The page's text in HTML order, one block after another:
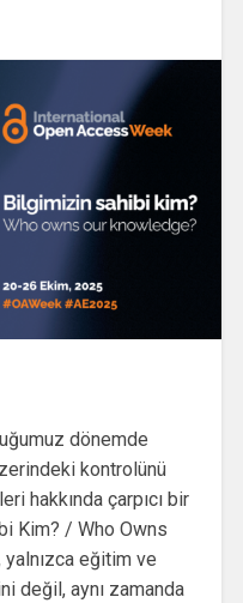
dönemde
kontrolünü
hakkında çarpıcı bir
Kim? / Who Owns
yalnızca eğitim ve
değil, aynı zamanda